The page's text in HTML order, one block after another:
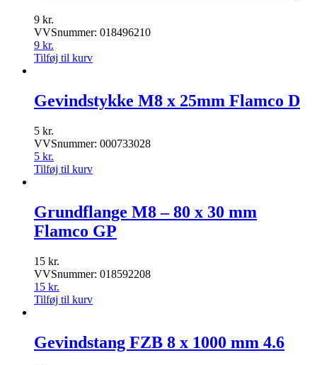
9 kr.
VVSnummer: 018496210
9 kr.
Tilføj til kurv
Gevindstykke M8 x 25mm Flamco D
5 kr.
VVSnummer: 000733028
5 kr.
Tilføj til kurv
Grundflange M8 – 80 x 30 mm
Flamco GP
15 kr.
VVSnummer: 018592208
15 kr.
Tilføj til kurv
Gevindstang FZB 8 x 1000 mm 4.6